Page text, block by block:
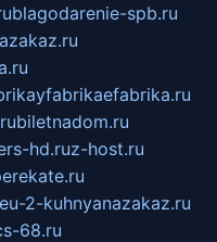
blagodarenie-spb.ru
biletnadom.ru
hd.ruz-host.ru
2-kuhnyanazakaz.ru
68.ru